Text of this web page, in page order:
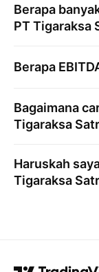
Berapa
PT Tigaraksa
Berapa
Bagaimana
Tigaraksa
Haruskah
Tigaraksa